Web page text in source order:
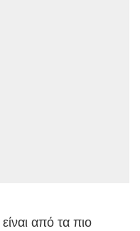
είναι από τα πιο